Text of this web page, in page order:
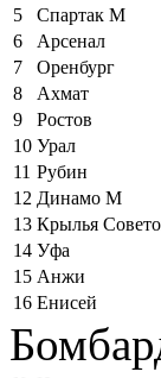
5
Спартак М
6
Арсенал
7
Оренбург
8
Ахмат
9
Ростов
10 Урал
11 Рубин
12 Динамо М
13 Крылья
14 Уфа
15 Анжи
16 Енисей